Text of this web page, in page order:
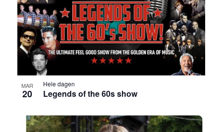
MAR
20
Hele dagen
Legends of the 60s show